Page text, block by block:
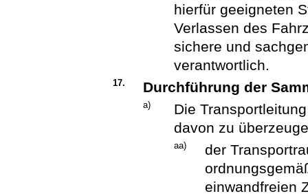
hierfür geeigneten
Verlassen des
sichere und
verantwortlich.
17. Durchführung der
a)
Die
davon zu
aa)
der
einwandfreien